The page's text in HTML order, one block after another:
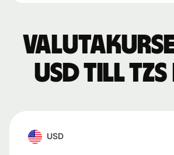
USD till
USD